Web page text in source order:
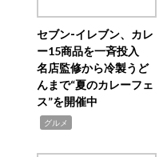
セブン‐イレブン、カレ
ー15商品を一斉投入
名店監修から冷製うど
んまで“夏のカレーフェ
ス”を開催中
グルメ